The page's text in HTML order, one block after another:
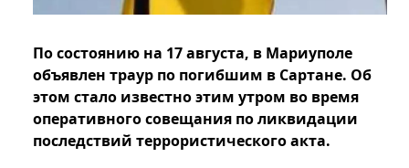
По состоянию на 17 августа, в Мариуполе
объявлен траур по погибшим в Сартане. Об
этом стало известно этим утром во время
оперативного совещания по ликвидации
последствий террористического акта.